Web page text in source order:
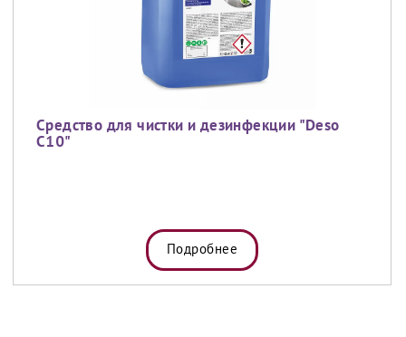
Средство для чистки и дезинфекции "Deso
C10"
Подробнее